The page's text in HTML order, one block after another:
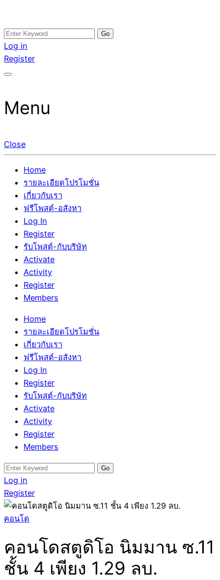
Skip
to
content
อสังหาโพสต์ รีวิวเยอะ รับจ้างโพสต์ขายบ้าน รับจ้างโพสต์อสัง
หา แตกต่างอย่างตั้งใจ รับรองผล อันดับ1 การโพสต์ขายอสังหา
กับทีมงานบริษัท บ้าน ที่ดิน คอนโด ติดGoogleหน้าแรกได้จริงๆ
รับจ้างโพสอสังหา ขายบ้าน อสังหาโพสต์ เชื่อถือได้จริง รับ
โพสต์ ที่ดิน กับทีมงานบริษัท ถูกและดีที่สุด ไม่มีค่านายหน้า
ขายได้จริงๆ ช่วยสร้างโอกาสในการขายได้มากกว่า ที่เดียว ที่
Search
for:
Log in
Register
Menu
Close
Home
รายละเอียดโปรโมชั่น
เกี่ยวกับเรา
ฟรีโพสต์-อสังหา
Log In
Register
รับโพสต์-กับบริษัท
Activate
Activity
Register
Members
Home
รายละเอียดโปรโมชั่น
เกี่ยวกับเรา
ฟรีโพสต์-อสังหา
Log In
Register
รับโพสต์-กับบริษัท
Activate
Activity
Register
Members
Search
for:
Log in
Register
คอนโด
คอนโดสตูดิโอ นิมมาน ซ.11
ชั้น 4 เพียง 1.29 ลบ.